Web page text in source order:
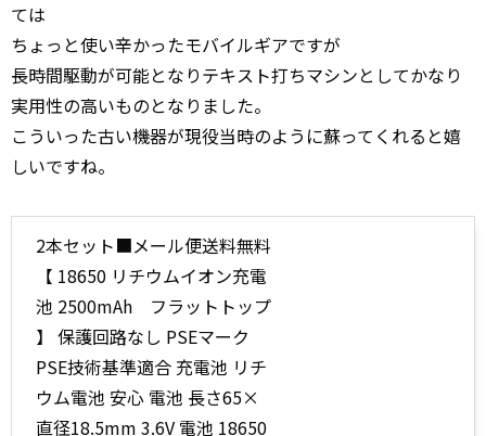
ては
ちょっと使い辛かったモバイルギアですが
長時間駆動が可能となりテキスト打ちマシンとしてかなり
実用性の高いものとなりました。
こういった古い機器が現役当時のように蘇ってくれると嬉
しいですね。
2本セット■メール便送料無料
【 18650 リチウムイオン充電
池 2500mAh フラットトップ
】 保護回路なし PSEマーク
PSE技術基準適合 充電池 リチ
ウム電池 安心 電池 長さ65×
直径18.5mm 3.6V 電池 18650